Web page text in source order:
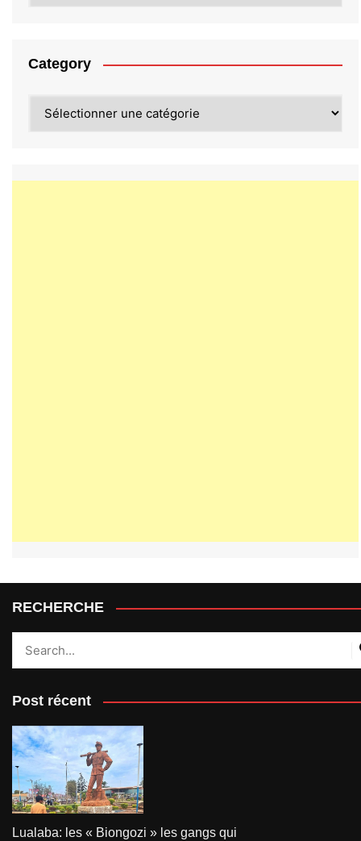
Category
RECHERCHE
Post récent
Lualaba: les « Biongozi » les gangs qui